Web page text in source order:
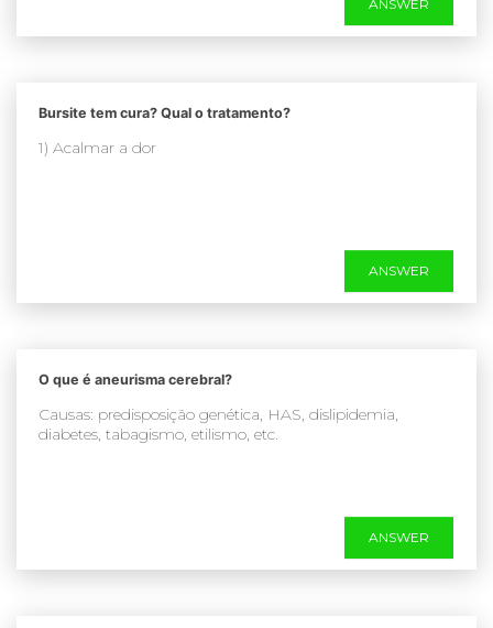
ANSWER
Bursite tem cura? Qual o tratamento?
1) Acalmar a dor
ANSWER
O que é aneurisma cerebral?
Causas: predisposição genética, HAS, dislipidemia,
diabetes, tabagismo, etilismo, etc.
ANSWER